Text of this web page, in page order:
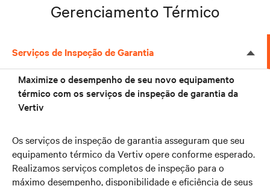
Gerenciamento Térmico
Serviços de Inspeção de Garantia
Maximize o desempenho de seu novo equipamento
térmico com os serviços de inspeção de garantia da
Vertiv
Os serviços de inspeção de garantia asseguram que seu
equipamento térmico da Vertiv opere conforme esperado.
Realizamos serviços completos de inspeção para o
máximo desempenho, disponibilidade e eficiência de seus